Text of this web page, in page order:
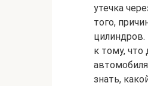
утечка
того,
цилиндров.
к тому, что
знать,